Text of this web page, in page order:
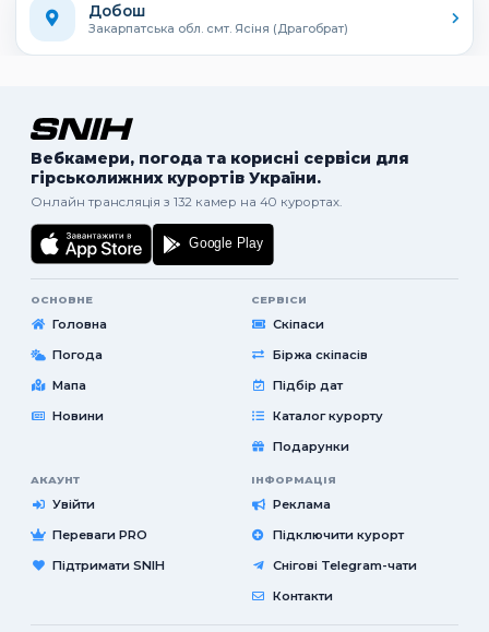
Добош
Закарпатська обл. смт. Ясіня (Драгобрат)
Вебкамери, погода та корисні сервіси для
гірськолижних курортів України.
Онлайн трансляція з 132 камер на 40 курортах.
ОСНОВНЕ
Головна
Погода
Мапа
Новини
СЕРВІСИ
Скіпаси
Біржа скіпасів
Підбір дат
Каталог курорту
Подарунки
АКАУНТ
Увійти
Переваги PRO
Підтримати SNIH
ІНФОРМАЦІЯ
Реклама
Підключити курорт
Снігові Telegram-чати
Контакти